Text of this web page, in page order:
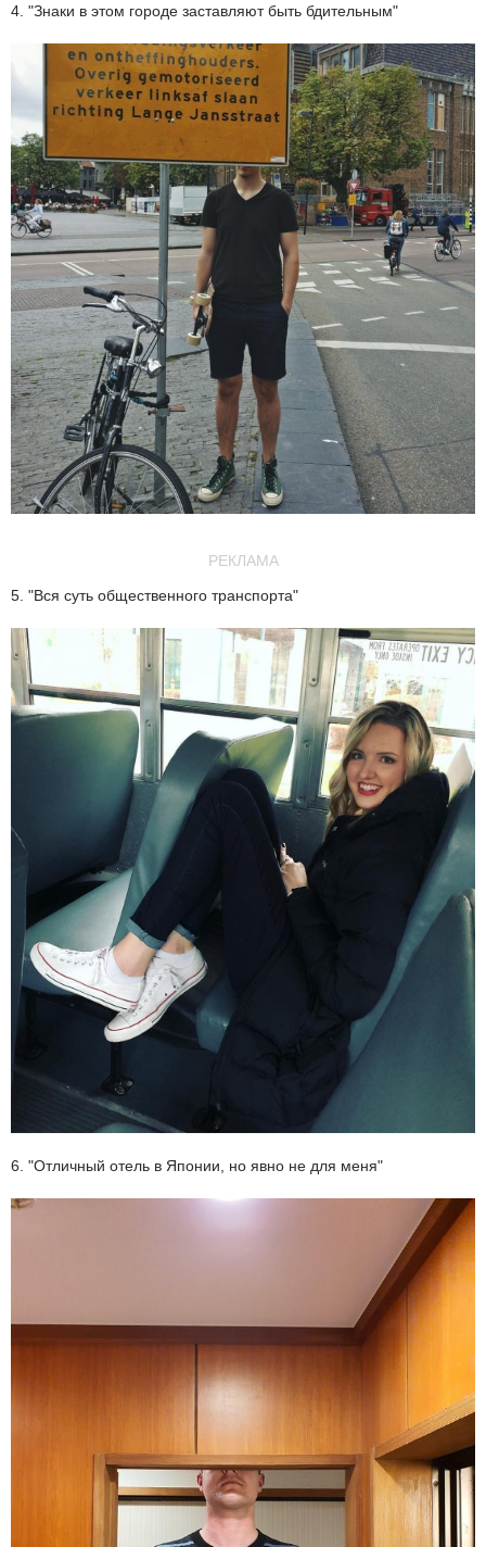
4. "Знаки в этом городе заставляют быть бдительным"
РЕКЛАМА
5. "Вся суть общественного транспорта"
6. "Отличный отель в Японии, но явно не для меня"